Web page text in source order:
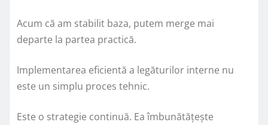
Acum că am stabilit baza, putem merge mai
departe la partea practică.
Implementarea eficientă a legăturilor interne nu
este un simplu proces tehnic.
Este o strategie continuă. Ea îmbunătățește